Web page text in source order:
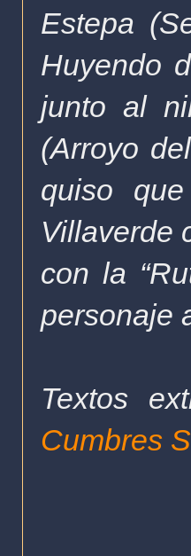
Estepa
Huyendo
junto al
(Arroyo
quiso
Villaverde
con la
personaje
Textos
Cumbres